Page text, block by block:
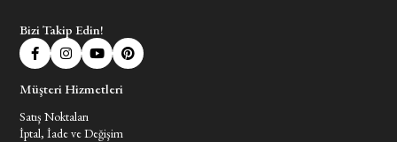
Bizi Takip Edin!
Müşteri Hizmetleri
Satış Noktaları
İptal, İade ve Değişim